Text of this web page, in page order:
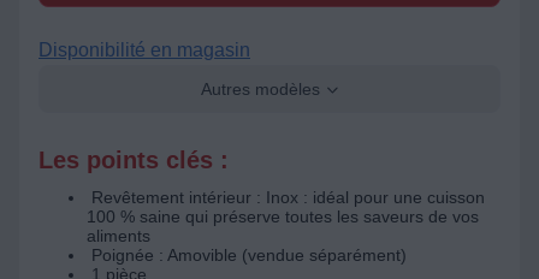
Disponibilité en magasin
Autres modèles
Les points clés :
Revêtement intérieur : Inox : idéal pour une cuisson
100 % saine qui préserve toutes les saveurs de vos
aliments
Poignée : Amovible (vendue séparément)
1 pièce